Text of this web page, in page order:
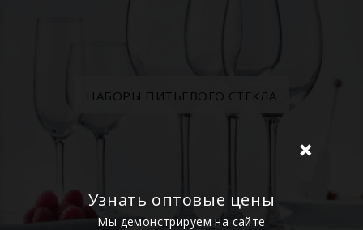
НАБОРЫ ПИТЬЕВОГО СТЕКЛА
Узнать оптовые цены
Мы демонстрируем на сайте